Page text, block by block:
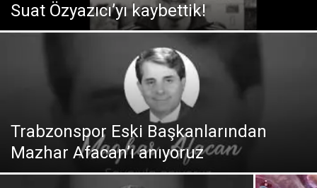
Suat Özyazıcı’yı kaybettik!
Trabzonspor Eski Başkanlarından
Mazhar Afacan’ı anıyoruz